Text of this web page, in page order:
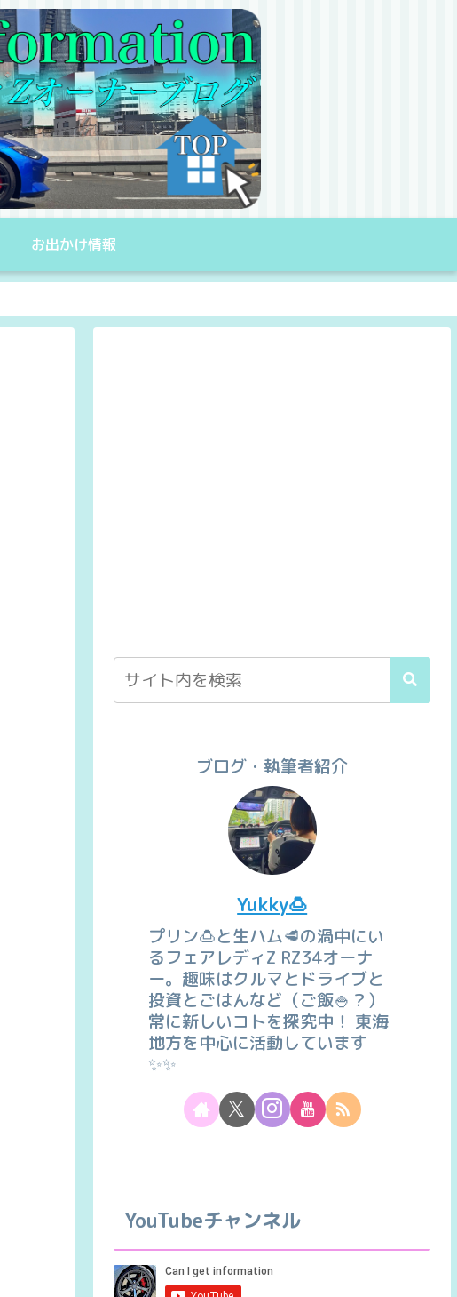
お出かけ情報
ブログ・執筆者紹介
Yukky🍮
プリン🍮と生ハム🥩の渦中にい
るフェアレディZ RZ34オーナ
ー。趣味はクルマとドライブと
投資とごはんなど（ご飯🍚？）
常に新しいコトを探究中！ 東海
地方を中心に活動しています
✨✨
YouTubeチャンネル